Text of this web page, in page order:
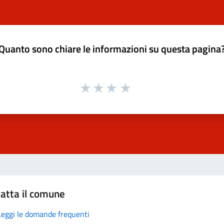
sono chiare le informazioni su questa
il comune
le domande frequenti